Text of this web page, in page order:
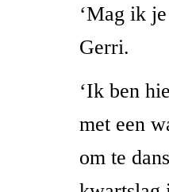
‘Mag ik
Gerri.
‘Ik ben
met een
om te